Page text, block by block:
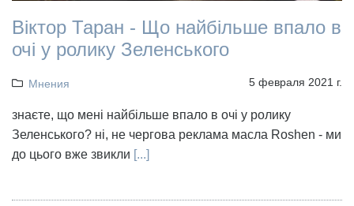
Віктор Таран - Що найбільше впало в
очі у ролику Зеленського
Мнения 5 февраля 2021 г.
знаєте, що мені найбільше впало в очі у ролику
Зеленського? ні, не чергова реклама масла Roshen - ми
до цього вже звикли [...]